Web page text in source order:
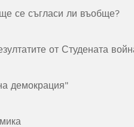
се съгласи ли въобще?
от Студената
демокрация"